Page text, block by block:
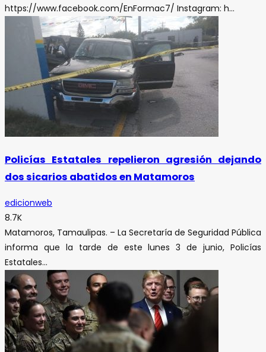
https://www.facebook.com/EnFormac7/ Instagram: h...
Policías Estatales repelieron agresión dejando
dos sicarios abatidos en Matamoros
edicionweb
8.7K
Matamoros, Tamaulipas. – La Secretaría de Seguridad Pública
informa que la tarde de este lunes 3 de junio, Policías
Estatales...